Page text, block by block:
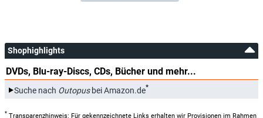
Shophighlights
DVDs, Blu-ray-Discs, CDs, Bücher und mehr...
Suche nach Outopusbei Amazon.de*
* Transparenzhinweis: Für gekennzeichnete Links erhalten wir Provisionen im Rahmen